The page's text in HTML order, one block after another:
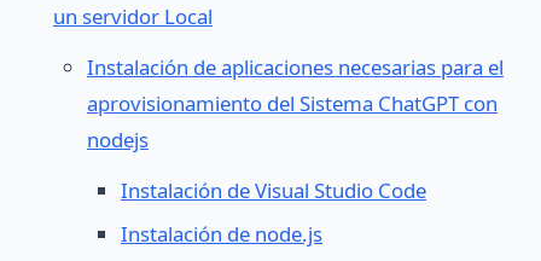
un servidor Local
Instalación de aplicaciones necesarias para el
aprovisionamiento del Sistema ChatGPT con
nodejs
Instalación de Visual Studio Code
Instalación de node.js